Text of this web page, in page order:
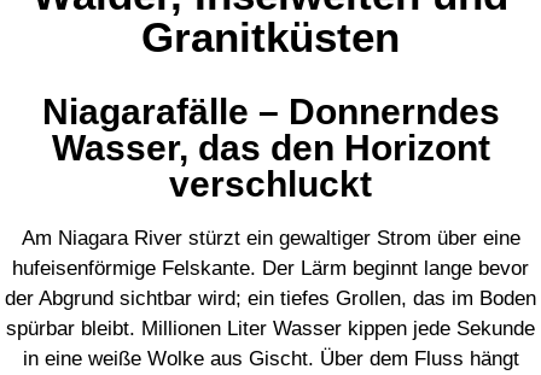
Granitküsten
Niagarafälle – Donnerndes
Wasser, das den Horizont
verschluckt
Am Niagara River stürzt ein gewaltiger Strom über eine
hufeisenförmige Felskante. Der Lärm beginnt lange bevor
der Abgrund sichtbar wird; ein tiefes Grollen, das im Boden
spürbar bleibt. Millionen Liter Wasser kippen jede Sekunde
in eine weiße Wolke aus Gischt. Über dem Fluss hängt